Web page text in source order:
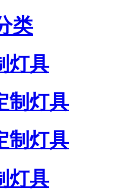
类
灯具
制灯具
制灯具
灯具